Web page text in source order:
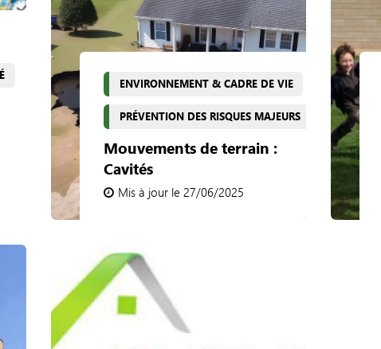
ENVIRONNEMENT & CADRE DE VIE
PRÉVENTION DES RISQUES MAJEURS
Mouvements de terrain :
Cavités
Mis à jour le 27/06/2025